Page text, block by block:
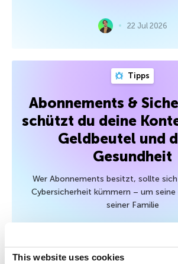
This website uses cookies
22 Jul 2026
Tipps
Abonnements &
schützt du deine
Geldbeutel und
Gesundheit
Wer Abonnements besitzt, sollte
Cybersicherheit kümmern – um seine
seiner Familie